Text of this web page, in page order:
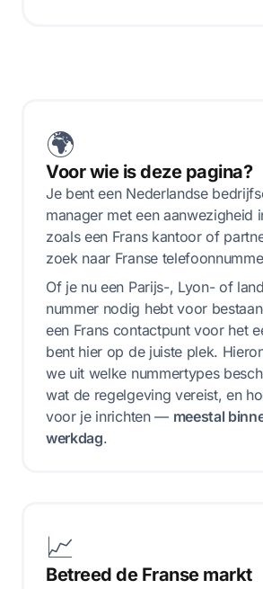
🌍
Voor wie is deze pagina?
Je bent een Nederlandse
manager met een aanwezigheid
zoals een Frans kantoor of
zoek naar Franse
Of je nu een Parijs-, Lyon- of
nummer nodig hebt voor
een Frans contactpunt voor het
bent hier op de juiste plek.
we uit welke nummertypes
wat de regelgeving vereist, en
voor je inrichten — meestal
werkdag.
📈
Betreed de Franse markt